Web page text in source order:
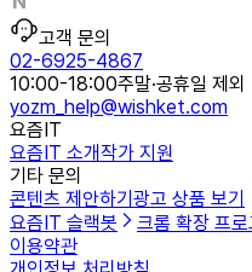
고객 문의
02-6925-4867
10:00-18:00주말·공휴일 제외
yozm_help@wishket.com
요즘IT
요즘IT 소개작가 지원
기타 문의
콘텐츠 제안하기광고 상품 보기
요즘IT 슬랙봇
크롬 확장 프로
이용약관